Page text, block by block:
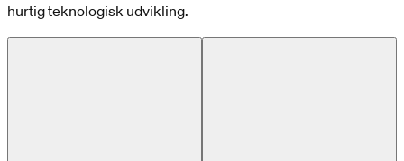
hurtig teknologisk udvikling.